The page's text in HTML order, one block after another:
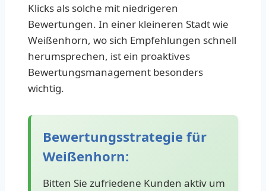
Klicks als solche mit niedrigeren
Bewertungen. In einer kleineren Stadt wie
Weißenhorn, wo sich Empfehlungen schnell
herumsprechen, ist ein proaktives
Bewertungsmanagement besonders
wichtig.
Bewertungsstrategie für
Weißenhorn:
Bitten Sie zufriedene Kunden aktiv um